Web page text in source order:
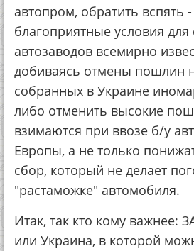
автопром, обратить вспять
благоприятные условия для
автозаводов всемирно
добиваясь отмены пошлин
собранных в Украине
либо отменить высокие
взимаются при ввозе б/у
Европы, а не только
сбор, который не делает
"растаможке" автомобиля.
Итак, так кто кому важнее:
или Украина, в которой